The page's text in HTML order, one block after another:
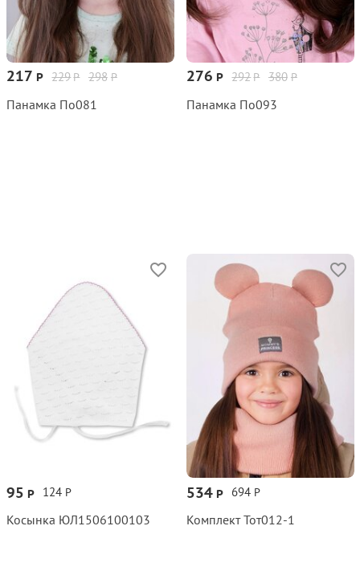
298 Р
229Р
217 Р
Панамка По081
380 Р
292Р
276 Р
Панамка По093
124 Р
95 Р
Косынка ЮЛ1506100103
694 Р
534 Р
Комплект Тот012‑1